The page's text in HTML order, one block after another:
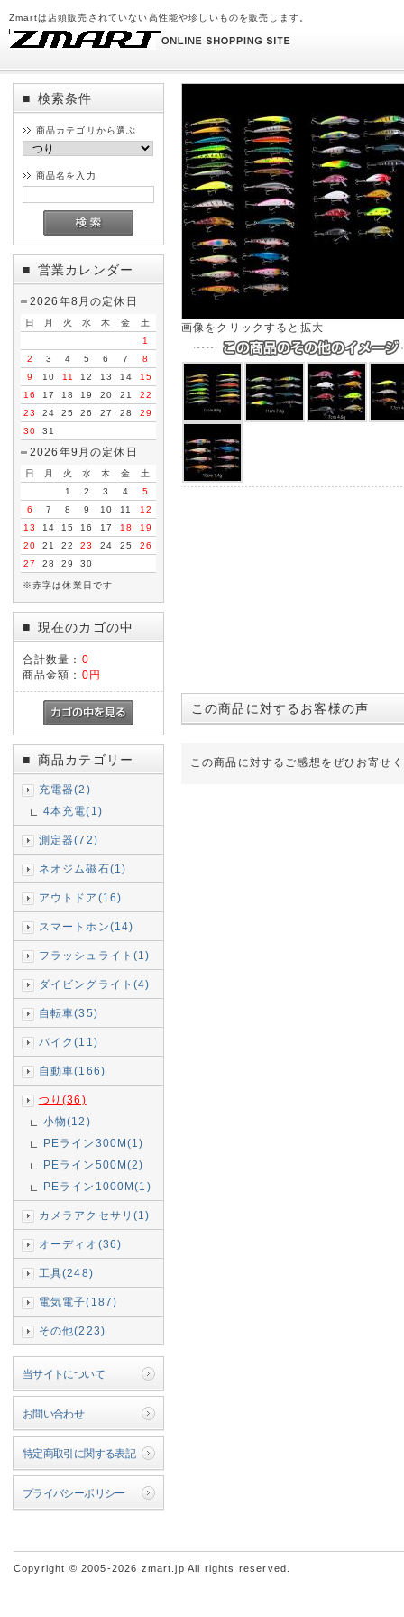
Zmartは店頭販売されていない高性能や珍しいものを販売します。
■ 検索条件
商品カテゴリから選ぶ
商品名を入力
■ 営業カレンダー
2026年8月の定休日
日 月 火 水 木 金
土
1
2
3 4 5 6 7
8
9
10 11 12 13 14
15
16
17 18 19 20 21
22
23
24 25 26 27 28
29
30
31
2026年9月の定休日
日 月 火 水 木 金
土
1
2 3 4
5
6
7 8 9 10 11
12
13
14 15 16 17 18
19
20
21 22 23 24 25
26
27
28 29 30
※赤字は休業日です
■ 現在のカゴの中
合計数量： 0
商品金額： 0円
■ 商品カテゴリー
充電器(2)
4本充電(1)
測定器(72)
ネオジム磁石(1)
アウトドア(16)
スマートホン(14)
フラッシュライト(1)
ダイビングライト(4)
自転車(35)
バイク(11)
自動車(166)
つり(36)
小物(12)
PEライン300M(1)
PEライン500M(2)
PEライン1000M(1)
カメラアクセサリ(1)
オーディオ(36)
工具(248)
電気電子(187)
その他(223)
当サイトについて
お問い合わせ
特定商取引に関する表記
プライバシーポリシー
画像をクリックすると拡大
この商品に対するお客様の声
この商品に対するご感想をぜひお寄せ
Copyright © 2005-2026 zmart.jp All rights reserved.